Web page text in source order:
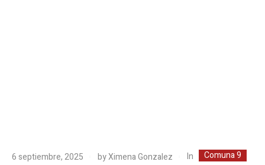
6 septiembre, 2025 byXimena Gonzalez In Comuna 9